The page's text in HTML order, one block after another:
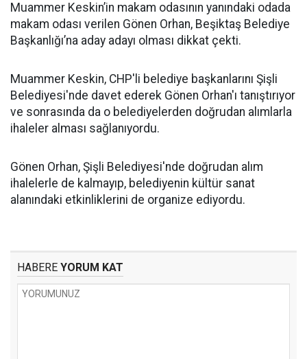
Muammer Keskin’in makam odasının yanındaki odada
makam odası verilen Gönen Orhan, Beşiktaş Belediye
Başkanlığı’na aday adayı olması dikkat çekti.
Muammer Keskin, CHP'li belediye başkanlarını Şişli
Belediyesi'nde davet ederek Gönen Orhan'ı tanıştırıyor
ve sonrasında da o belediyelerden doğrudan alımlarla
ihaleler alması sağlanıyordu.
Gönen Orhan, Şişli Belediyesi'nde doğrudan alım
ihalelerle de kalmayıp, belediyenin kültür sanat
alanındaki etkinliklerini de organize ediyordu.
HABERE YORUM KAT